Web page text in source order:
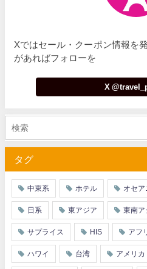
JTB) エールフランス便(航
07/01 JTB) KLMオランダ航空便(航
JTB) ユナイテッド航空便(航
07/01 JTB) アメリカン航空便(航
07/01 JTB) アラスカ航空便(航空
07/01
07/01 JTB) カンタス航空便(航空
07/01 JTB) ニュージーランド航空便
07/01 JTB) チャイナエアライン便(
07/01 JTB) チャイナエアライン
Xではセール・クーポン情報を
があればフォローを
X
タグ
中東系 ホテル オセア
日系 東アジア 東南ア
サプライス HIS アフ
ハワイ 台湾 アメリカ